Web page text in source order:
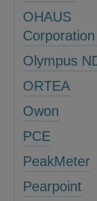
OHAUS
Corporation
Olympus
ORTEA
Owon
PCE
PeakMeter
Pearpoint